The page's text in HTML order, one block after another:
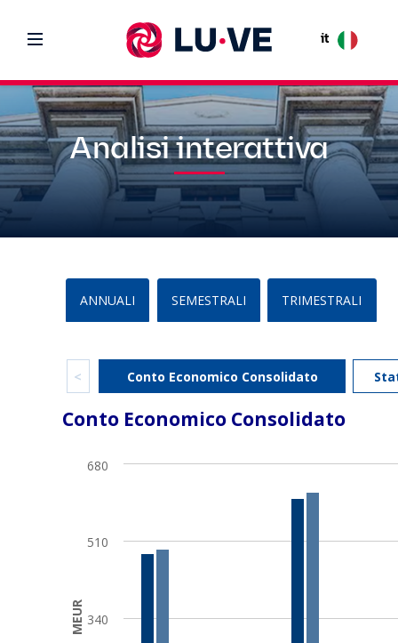
it
Analisi interattiva